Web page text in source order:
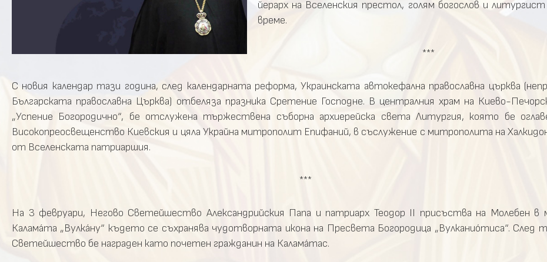
йерарх на Вселенския престол, голям богослов и
време.
***
С новия календар тази година, след календарната реформа, Украинската автокефална православна църква
Българската православна Църква) отбеляза празника Сретение Господне. В централния храм на Киево-
„Успение Богородично“, бе отслужена тържествена съборна архиерейска света Литургия, която бе
Високопреосвещенство Киевския и цяла Украйна митрополит Епифаний, в съслужение с митрополита на
от Вселенската патриаршия.
***
На 3 февруари, Негово Светейшество Александрийския Папа и патриарх Теодор II присъства на Молебен в
Каламáта „Вулкáну“ където се съхранява чудотворната икона на Пресвета Богородица „Вулканиóтиса“. След
Светейшество бе награден като почетен гражданин на Каламáтас.